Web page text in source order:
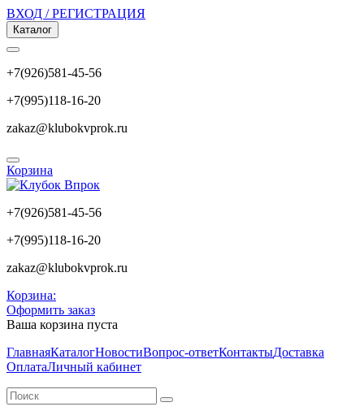
ВХОД / РЕГИСТРАЦИЯ
Каталог
+7(926)581-45-56
+7(995)118-16-20
zakaz@klubokvprok.ru
Корзина
+7(926)581-45-56
+7(995)118-16-20
zakaz@klubokvprok.ru
Корзина:
Оформить заказ
Ваша корзина пуста
ГлавнаяКаталогНовостиВопрос-ответКонтактыДоставка
ОплатаЛичный кабинет